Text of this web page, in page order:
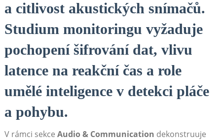
a citlivost akustických snímačů.
Studium monitoringu vyžaduje
pochopení šifrování dat, vlivu
latence na reakční čas a role
umělé inteligence v detekci pláče
a pohybu.
V rámci sekce Audio & Communication dekonstruuje